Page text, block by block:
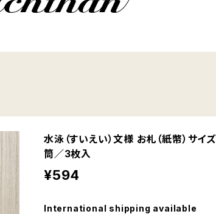
水泳（すいえい）文様 お札（紙幣）サイ
筒／3枚入
¥594
International shipping available